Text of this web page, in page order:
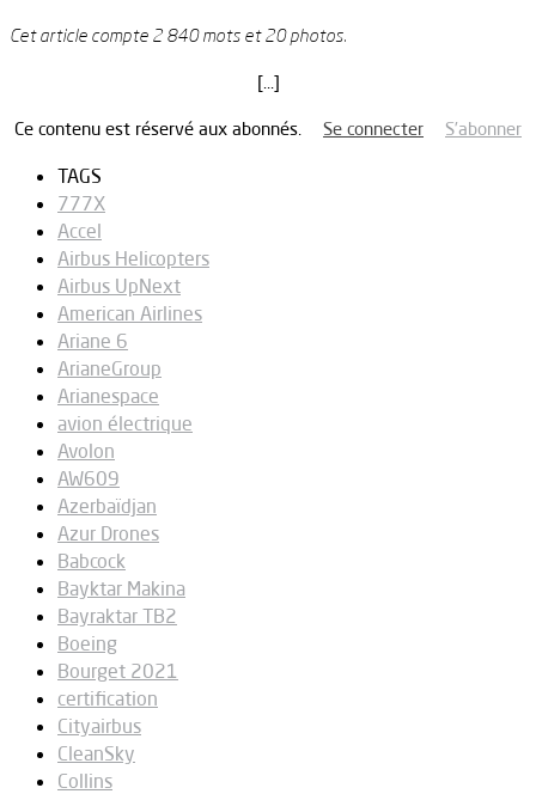
Cet article compte 2 840 mots et 20 photos.
[…]
Ce contenu est réservé aux abonnés. Se connecter S’abonner
TAGS
777X
Accel
Airbus Helicopters
Airbus UpNext
American Airlines
Ariane 6
ArianeGroup
Arianespace
avion électrique
Avolon
AW609
Azerbaïdjan
Azur Drones
Babcock
Bayktar Makina
Bayraktar TB2
Boeing
Bourget 2021
certification
Cityairbus
CleanSky
Collins